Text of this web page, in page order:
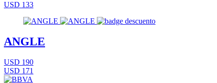
USD 133
ANGLE
USD 190
USD 171